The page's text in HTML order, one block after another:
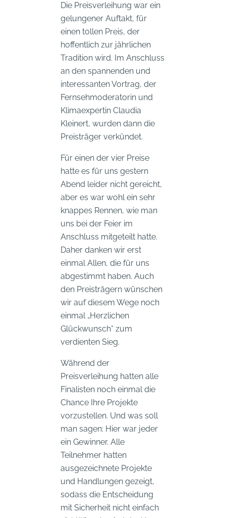
Die Preisverleihung war ein
gelungener Auftakt, für
einen tollen Preis, der
hoffentlich zur jährlichen
Tradition wird. Im Anschluss
an den spannenden und
interessanten Vortrag, der
Fernsehmoderatorin und
Klimaexpertin Claudia
Kleinert, wurden dann die
Preisträger verkündet.
Für einen der vier Preise
hatte es für uns gestern
Abend leider nicht gereicht,
aber es war wohl ein sehr
knappes Rennen, wie man
uns bei der Feier im
Anschluss mitgeteilt hatte.
Daher danken wir erst
einmal Allen, die für uns
abgestimmt haben. Auch
den Preisträgern wünschen
wir auf diesem Wege noch
einmal „Herzlichen
Glückwunsch“ zum
verdienten Sieg.
Während der
Preisverleihung hatten alle
Finalisten noch einmal die
Chance Ihre Projekte
vorzustellen. Und was soll
man sagen: Hier war jeder
ein Gewinner. Alle
Teilnehmer hatten
ausgezeichnete Projekte
und Handlungen gezeigt,
sodass die Entscheidung
mit Sicherheit nicht einfach